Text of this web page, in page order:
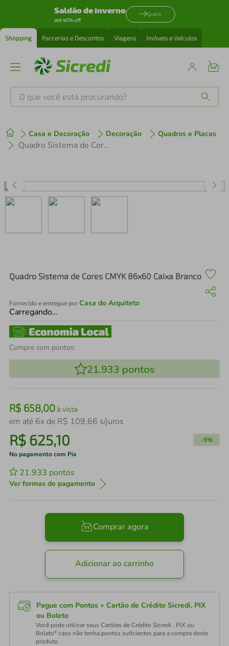
Saldão de inverno
até 40% off
Quero
Shopping Parcerias e Descontos Viagens Imóveis e Veículos
O que você está procurando?
Casa e Decoração Decoração Quadros e Placas
Quadro Sistema de Cores CMYK 86x60 Caixa Branco
Quadro Sistema de Cores CMYK 86x60 Caixa Branco
Fornecido e entregue porCasa do Arquiteto
Carregando…
Compre com pontos:
21.933 pontos
R$ 658,00à vista
em até 6x de R$ 109,66 s/juros
R$ 625,10 -5%
No pagamento com Pix
21.933 pontos
Ver formas de pagamento
Comprar agora
Adicionar ao carrinho
Pague com Pontos + Cartão de Crédito Sicredi, PIX
ou Boleto
Você pode utilizar seus Cartões de Crédito Sicredi , PIX ou
Boleto* caso não tenha pontos suficientes para a compra deste
produto.
1º tenis
perfume